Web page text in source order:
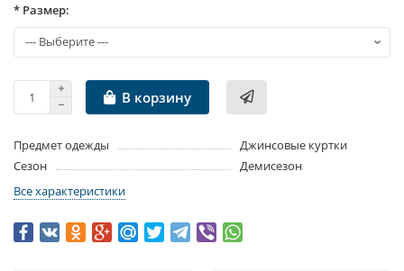
* Размер:
В корзину
Предмет одежды
Джинсовые куртки
Сезон
Демисезон
Все характеристики